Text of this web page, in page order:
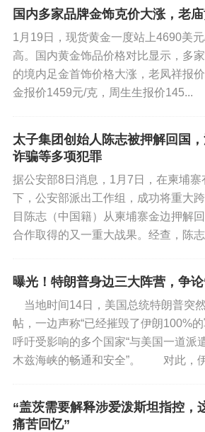
国内多家品牌金饰克价大涨，老
1月19日，现货黄金一度站上4690美
高。国内黄金饰品价格对比显示，多
的境内足金首饰价格大涨，老凤祥报
金报价1459元/克，周生生报价145...
太子集团创始人陈志被押解回国，
诈骗等多项犯罪
据公安部8日消息，1月7日，在柬埔寨
下，公安部派出工作组，成功将重大
目陈志（中国籍）从柬埔寨金边押解
合作取得的又一重大战果。经查，陈
曝光！特朗普身边三大阵营，争
当地时间14日，美国总统特朗普突
帖，一边声称“已经摧毁了伊朗100%的
呼吁受影响的多个国家“与美国一道派
木兹海峡的畅通和安全”。 对此，
“盖茨需要解释涉爱泼斯坦指控，
痛苦回忆”